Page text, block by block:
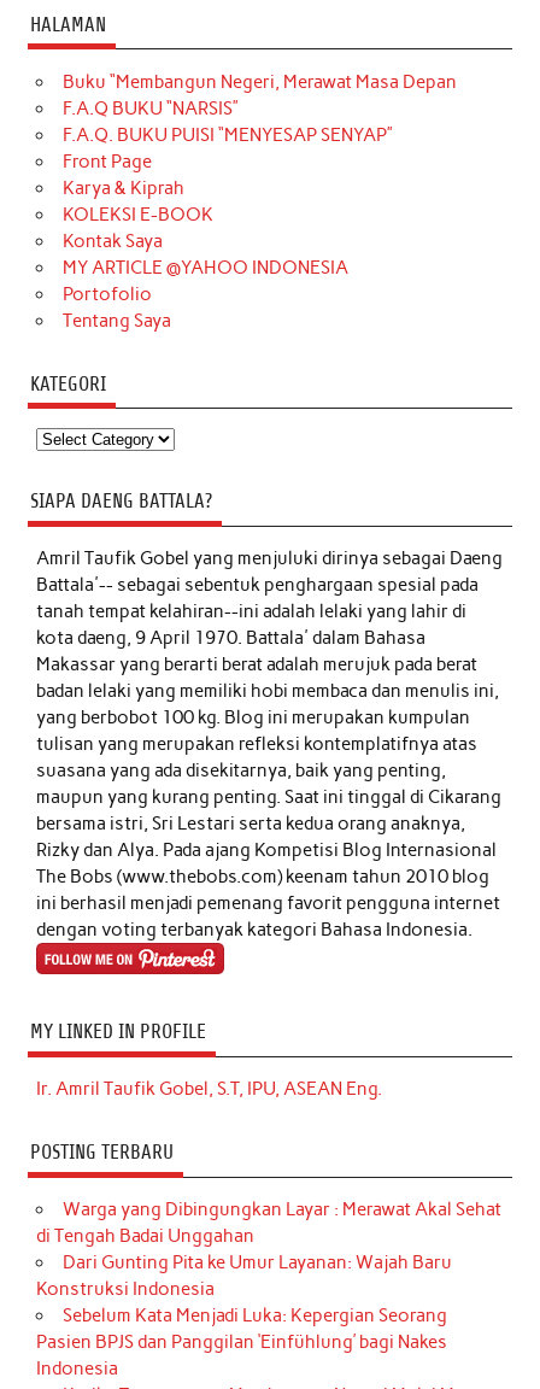
HALAMAN
Buku “Membangun Negeri, Merawat Masa Depan
F.A.Q BUKU “NARSIS”
F.A.Q. BUKU PUISI “MENYESAP SENYAP”
Front Page
Karya & Kiprah
KOLEKSI E-BOOK
Kontak Saya
MY ARTICLE @YAHOO INDONESIA
Portofolio
Tentang Saya
KATEGORI
Kategori
SIAPA DAENG BATTALA?
Amril Taufik Gobelyang menjuluki dirinya sebagai Daeng
Battala'-- sebagai sebentuk penghargaan spesial pada
tanah tempat kelahiran--ini adalah lelaki yang lahir di
kota daeng, 9 April 1970. Battala' dalam Bahasa
Makassar yang berarti berat adalah merujuk pada berat
badan lelaki yang memiliki hobi membaca dan menulis ini,
yang berbobot 100 kg. Blog ini merupakan kumpulan
tulisan yang merupakan refleksi kontemplatifnya atas
suasana yang ada disekitarnya, baik yang penting,
maupun yang kurang penting. Saat ini tinggal di Cikarang
bersama istri, Sri Lestari serta kedua orang anaknya,
Rizky dan Alya. Pada ajang Kompetisi Blog Internasional
The Bobs (www.thebobs.com) keenam tahun 2010 blog
ini berhasil menjadi pemenang favorit pengguna internet
dengan voting terbanyak kategori Bahasa Indonesia.
MY LINKED IN PROFILE
Ir. Amril Taufik Gobel, S.T, IPU, ASEAN Eng.
POSTING TERBARU
Warga yang Dibingungkan Layar : Merawat Akal Sehat
di Tengah Badai Unggahan
Dari Gunting Pita ke Umur Layanan: Wajah Baru
Konstruksi Indonesia
Sebelum Kata Menjadi Luka: Kepergian Seorang
Pasien BPJS dan Panggilan ‘Einfühlung’ bagi Nakes
Indonesia